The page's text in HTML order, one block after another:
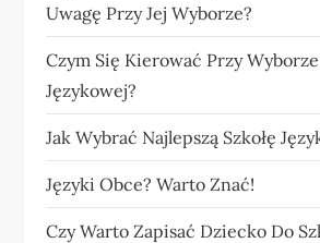
Uwagę Przy Jej Wyborze?
Czym Się Kierować Przy Wyborze
Językowej?
Jak Wybrać Najlepszą Szkołę
Języki Obce? Warto Znać!
Czy Warto Zapisać Dziecko Do